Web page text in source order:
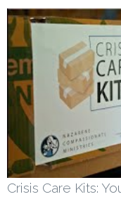
Crisis Care Kits: